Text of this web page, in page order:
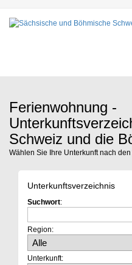
Ferienwohnung -
Schweiz und die
Wählen Sie Ihre Unterkunft nach
Unterkunftsverzeichnis
Suchwort:
Region:
Unterkunft: